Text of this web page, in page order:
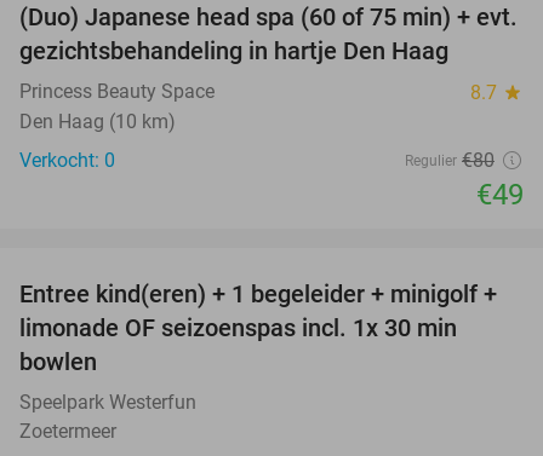
39%
NEW
TODAY
(Duo) Japanese head spa (60 of 75 min) + evt.
gezichtsbehandeling in hartje Den Haag
Princess Beauty Space 8.7 star
Den Haag (10 km)
Verkocht: 0
Regulier €80
€49
40%
TODAY
Entree kind(eren) + 1 begeleider + minigolf +
limonade OF seizoenspas incl. 1x 30 min
bowlen
Speelpark Westerfun
Zoetermeer